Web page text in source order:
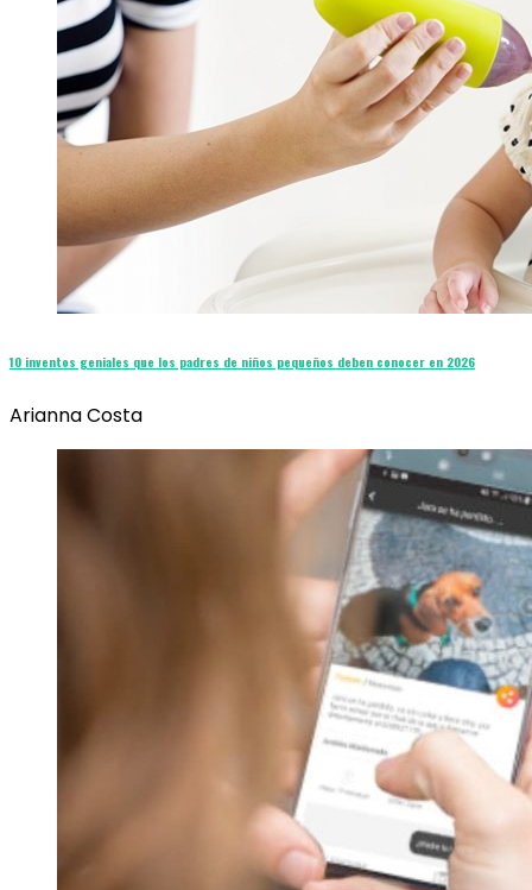
10 inventos geniales que los padres de niños pequeños deben conocer en 2026
Arianna Costa